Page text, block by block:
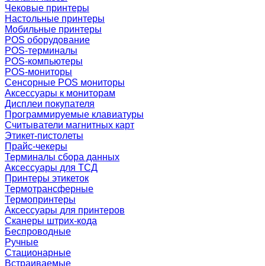
Чековые принтеры
Настольные принтеры
Мобильные принтеры
POS оборудование
POS-терминалы
POS-компьютеры
POS-мониторы
Сенсорные POS мониторы
Аксессуары к мониторам
Дисплеи покупателя
Программируемые клавиатуры
Считыватели магнитных карт
Этикет-пистолеты
Прайс-чекеры
Терминалы сбора данных
Аксессуары для ТСД
Принтеры этикеток
Термотрансферные
Термопринтеры
Аксессуары для принтеров
Сканеры штрих-кода
Беспроводные
Ручные
Стационарные
Встраиваемые